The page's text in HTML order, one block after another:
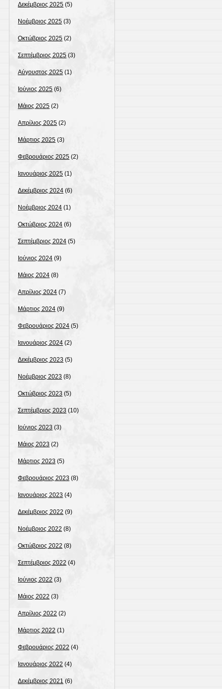
Δεκέμβριος 2025 (5)
Νοέμβριος 2025 (3)
Οκτώβριος 2025 (2)
Σεπτέμβριος 2025 (3)
Αύγουστος 2025 (1)
Ιούνιος 2025 (6)
Μάιος 2025 (2)
Απρίλιος 2025 (2)
Μάρτιος 2025 (3)
Φεβρουάριος 2025 (2)
Ιανουάριος 2025 (1)
Δεκέμβριος 2024 (6)
Νοέμβριος 2024 (1)
Οκτώβριος 2024 (6)
Σεπτέμβριος 2024 (5)
Ιούνιος 2024 (9)
Μάιος 2024 (8)
Απρίλιος 2024 (7)
Μάρτιος 2024 (9)
Φεβρουάριος 2024 (5)
Ιανουάριος 2024 (2)
Δεκέμβριος 2023 (5)
Νοέμβριος 2023 (8)
Οκτώβριος 2023 (5)
Σεπτέμβριος 2023 (10)
Ιούνιος 2023 (3)
Μάιος 2023 (2)
Μάρτιος 2023 (5)
Φεβρουάριος 2023 (8)
Ιανουάριος 2023 (4)
Δεκέμβριος 2022 (9)
Νοέμβριος 2022 (8)
Οκτώβριος 2022 (8)
Σεπτέμβριος 2022 (4)
Ιούνιος 2022 (3)
Μάιος 2022 (3)
Απρίλιος 2022 (2)
Μάρτιος 2022 (1)
Φεβρουάριος 2022 (4)
Ιανουάριος 2022 (4)
Δεκέμβριος 2021 (6)